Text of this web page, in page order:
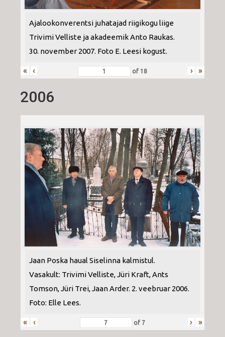
Ajalookonverentsi juhatajad riigikogu liige
Trivimi Velliste ja akadeemik Anto Raukas.
30. november 2007. Foto E. Leesi kogust.
« ‹ of18 › »
2006
Jaan Poska haual Siselinna kalmistul.
Vasakult: Trivimi Velliste, Jüri Kraft, Ants
Tomson, Jüri Trei, Jaan Arder. 2. veebruar 2006.
Foto: Elle Lees.
« ‹ of 7 › »